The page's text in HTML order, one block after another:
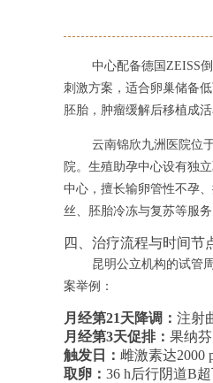
中心配备德国ZEISS
刺激方案，适合卵巢储备
胚胎，肿瘤缓解后移植成活
云南锦欣九洲医院位
院。生殖助孕中心设有独
中心，擅长输卵管性不孕
丝、胚胎冷冻与复苏等服
四、治疗流程与时间节
昆明公立机构的试管
案举例：
月经第21天降调： 注射
月经第3天促排： 果纳芬
触发日： 雌激素达2000
取卵： 36 h后行阴道B